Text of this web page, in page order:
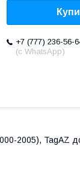
+7 (777) 236-56-
(с WhatsApp)
2005), TagAZ